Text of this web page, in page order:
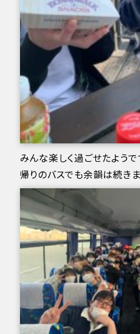
みんな楽しく過ごせたようで
帰りのバスでも余韻は続き